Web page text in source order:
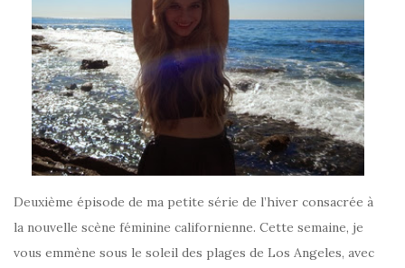
Deuxième épisode de ma petite série de l’hiver consacrée à
la nouvelle scène féminine californienne. Cette semaine, je
vous emmène sous le soleil des plages de Los Angeles, avec